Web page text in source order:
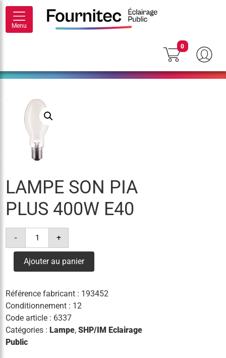
Menu
0
LAMPE SON PIA
PLUS 400W E40
-
quantité
lampe
pia
plus
+
Ajouter au panier
Référence fabricant : 193452
Conditionnement : 12
Code article : 6337
Catégories : Lampe,SHP/IM Eclairage
Public